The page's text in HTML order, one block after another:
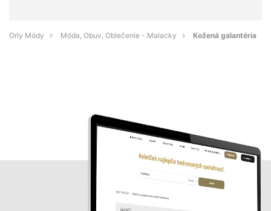
Orly Módy Móda, Obuv, Oblečenie - Malacky Kožená galantéria